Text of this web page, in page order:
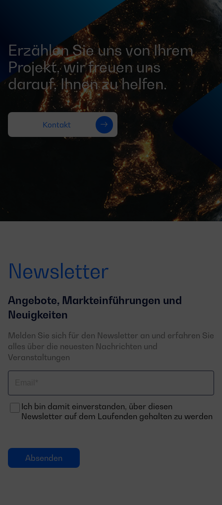
Erzählen Sie uns von Ihrem
Projekt, wir freuen uns
darauf, Ihnen zu helfen.
Kontakt
Newsletter
Angebote, Markteinführungen und
Neuigkeiten
Melden Sie sich für den Newsletter an und erfahren Sie
alles über die neuesten Nachrichten und
Veranstaltungen
Ich bin damit einverstanden, über diesen
Newsletter auf dem Laufenden gehalten zu werden